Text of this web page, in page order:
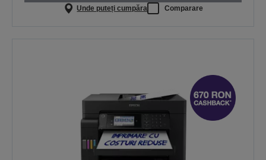
Unde puteți cumpăra Comparare